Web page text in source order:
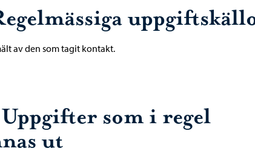
av den som tagit kontakt.
som i regel
ut